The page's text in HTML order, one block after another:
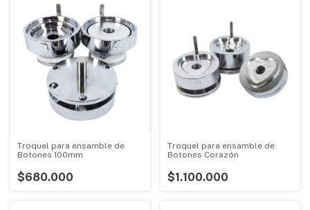
Troquel para ensamble de
Botones 100mm
$680.000
Troquel para ensamble de
Botones Corazón
$1.100.000